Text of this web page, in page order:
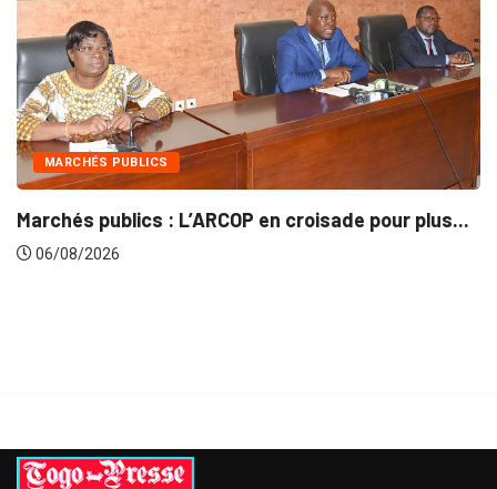
MARCHÉS PUBLICS
Marchés publics : L’ARCOP en croisade pour plus...
06/08/2026